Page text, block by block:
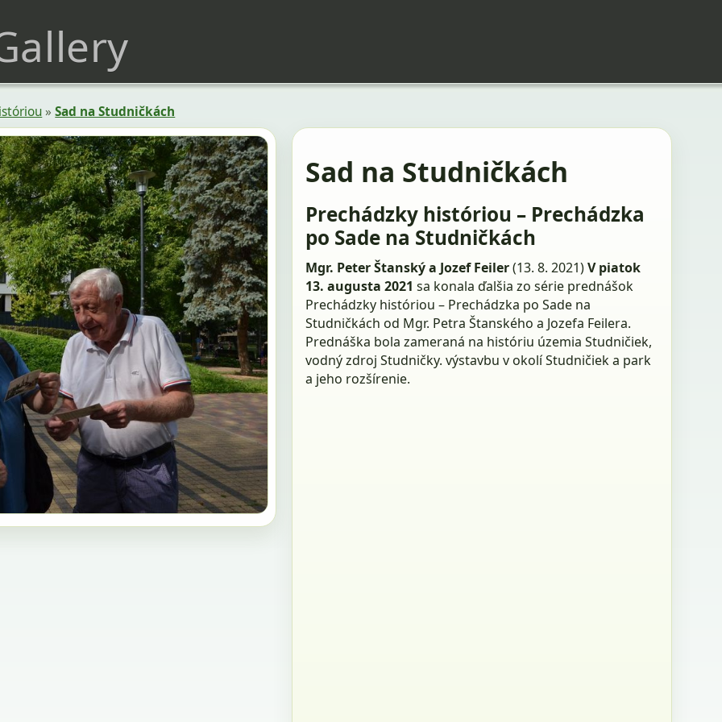
»Sad na Studničkách
Sad na Studničkách
Prechádzky históriou – Prechádzka
po Sade na Studničkách
Mgr. Peter Štanský a Jozef Feiler(13. 8. 2021)V piatok
13. augusta 2021 sa konala ďalšia zo série prednášok
Prechádzky históriou – Prechádzka po Sade na
Studničkách od Mgr. Petra Štanského a Jozefa Feilera.
Prednáška bola zameraná na históriu územia Studničiek,
vodný zdroj Studničky. výstavbu v okolí Studničiek a park
a jeho rozšírenie.